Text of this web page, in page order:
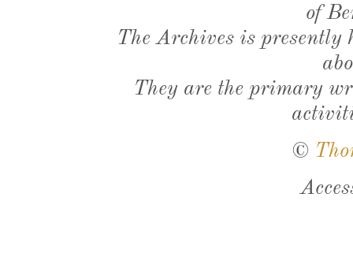
of
The Archives is presently
They are the primary
©